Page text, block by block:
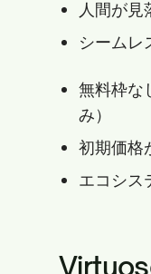
人間が見
シームレ
無料枠な
み）
初期価格
エコシス